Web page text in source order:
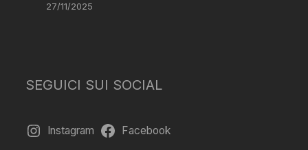
27/11/2025
SEGUICI SUI SOCIAL
Instagram Facebook